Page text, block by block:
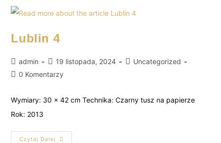
Lublin 4
admin 19 listopada, 2024
Uncategorized
0 Komentarzy
Wymiary: 30 x 42 cm Technika: Czarny tusz na papierze
Rok: 2013
Czytaj Dalej